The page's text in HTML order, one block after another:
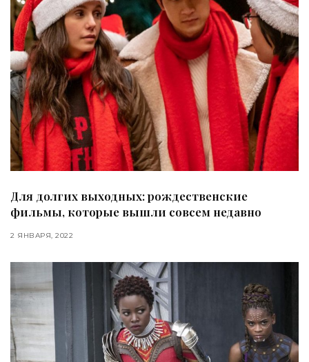
Для долгих выходных: рождественские
фильмы, которые вышли совсем недавно
2 ЯНВАРЯ, 2022